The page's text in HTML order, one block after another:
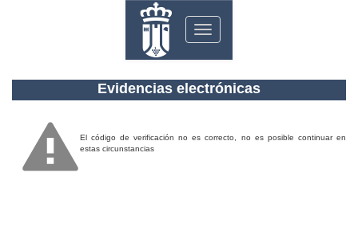
Toggle
navigation
Evidencias electrónicas
El código de verificación no es correcto, no es posible continuar en
estas circunstancias